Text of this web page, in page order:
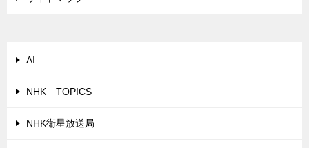
AI
NHK TOPICS
NHK衛星放送局